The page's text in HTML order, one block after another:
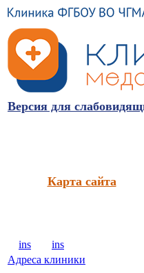
Версия для
Карта сайта
ins
ins
Адреса клиники